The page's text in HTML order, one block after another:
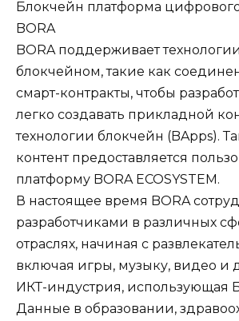
Блокчейн платформа цифрового
BORA
BORA поддерживает
блокчейном, такие как
смарт-контракты, чтобы
легко создавать прикладной
технологии блокчейн (BApps).
контент предоставляется
платформу BORA ECOSYSTEM.
В настоящее время BORA
разработчиками в различных
отраслях, начиная с
включая игры, музыку, видео и
ИКТ-индустрия, использующая
Данные в образовании,